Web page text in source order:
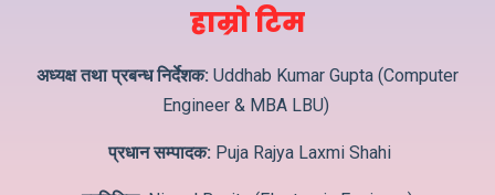
हाम्रो टिम
अध्यक्ष तथा प्रबन्ध निर्देशक: Uddhab Kumar Gupta (Computer
Engineer & MBA LBU)
प्रधान सम्पादक: Puja Rajya Laxmi Shahi